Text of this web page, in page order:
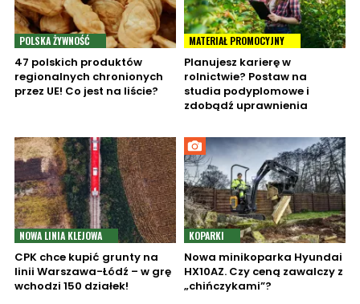
POLSKA ŻYWNOŚĆ
47 polskich produktów
regionalnych chronionych
przez UE! Co jest na liście?
MATERIAŁ PROMOCYJNY
Planujesz karierę w
rolnictwie? Postaw na
studia podyplomowe i
zdobądź uprawnienia
NOWA LINIA KLEJOWA
CPK chce kupić grunty na
linii Warszawa-Łódź – w grę
wchodzi 150 działek!
KOPARKI
Nowa minikoparka Hyundai
HX10AZ. Czy ceną zawalczy z
„chińczykami”?